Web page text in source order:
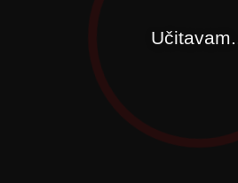
Učitavam...